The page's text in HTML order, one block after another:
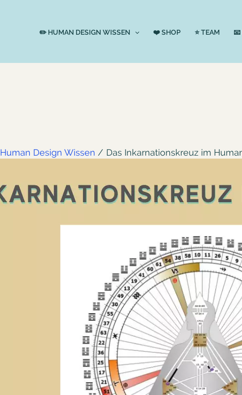
✏️ HUMAN DESIGN WISSEN ❤️ SHOP ⭐️ TEAM
Human Design Wissen Das Inkarnationskreuz im